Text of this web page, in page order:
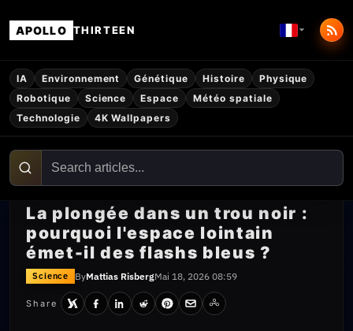
APOLLO THIRTEEN
IA Environnement Génétique Histoire
Physique
Robotique
Science Espace
Météo spatiale
Technologie
4K Wallpapers
La plongée dans un trou noir :
pourquoi l'espace lointain
émet-il des flashs bleus ?
Science ByMattias RisbergMai 18, 2026 08:59
Share